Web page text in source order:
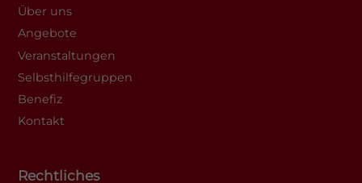
Über uns
Angebote
Veranstaltungen
Selbsthilfegruppen
Benefiz
Kontakt
Rechtliches